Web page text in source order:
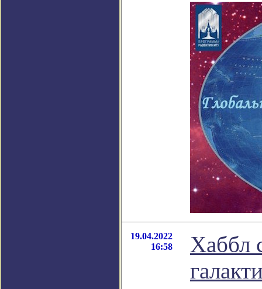
19.04.2022
16:58
Хаббл